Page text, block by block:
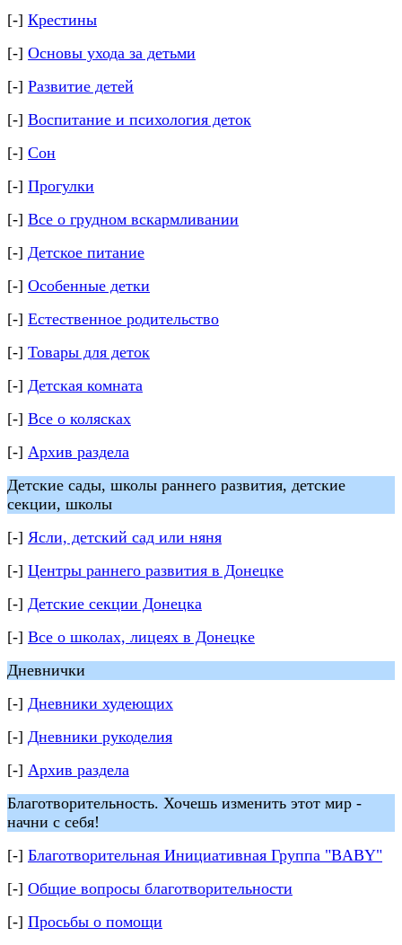
[-] Крестины
[-] Основы ухода за детьми
[-] Развитие детей
[-] Воспитание и психология деток
[-] Сон
[-] Прогулки
[-] Все о грудном вскармливании
[-] Детское питание
[-] Особенные детки
[-] Естественное родительство
[-] Товары для деток
[-] Детская комната
[-] Все о колясках
[-] Архив раздела
Детские сады, школы раннего развития, детские
секции, школы
[-] Ясли, детский сад или няня
[-] Центры раннего развития в Донецке
[-] Детские секции Донецка
[-] Все о школах, лицеях в Донецке
Дневнички
[-] Дневники худеющих
[-] Дневники рукоделия
[-] Архив раздела
Благотворительность. Хочешь изменить этот мир -
начни с себя!
[-] Благотворительная Инициативная Группа "BABY"
[-] Общие вопросы благотворительности
[-] Просьбы о помощи